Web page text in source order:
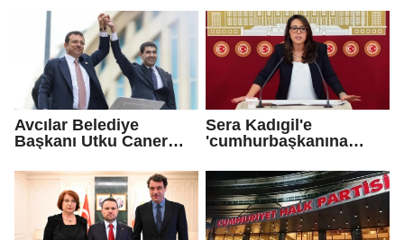
öneriyoruz
Avcılar Belediye
Başkanı Utku Caner
kararı
Sera Kadıgil'e
'cumhurbaşkanına
soruşturması